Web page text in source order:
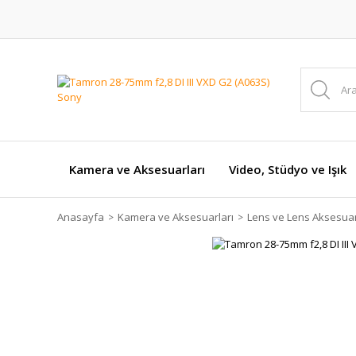
Kamera ve Aksesuarları Video, Stüdyo ve Işık
Anasayfa Kamera ve Aksesuarları Lens ve Lens